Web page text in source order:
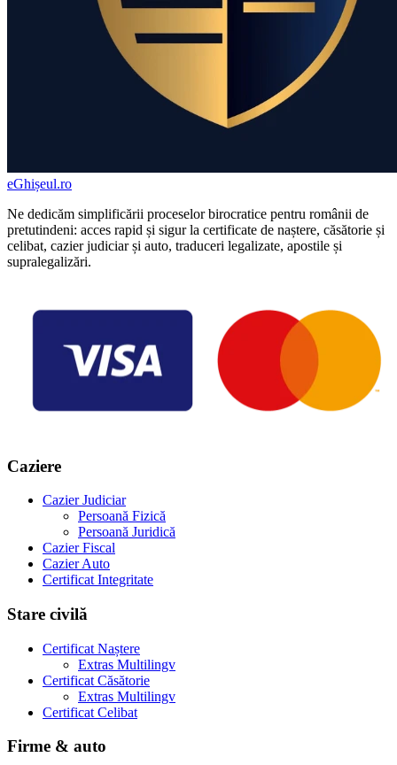
eGhișeul.ro
Ne dedicăm simplificării proceselor birocratice pentru românii de
pretutindeni: acces rapid și sigur la certificate de naștere, căsătorie și
celibat, cazier judiciar și auto, traduceri legalizate, apostile și
supralegalizări.
Caziere
Cazier Judiciar
Persoană Fizică
Persoană Juridică
Cazier Fiscal
Cazier Auto
Certificat Integritate
Stare civilă
Certificat Naștere
Extras Multilingv
Certificat Căsătorie
Extras Multilingv
Certificat Celibat
Firme & auto